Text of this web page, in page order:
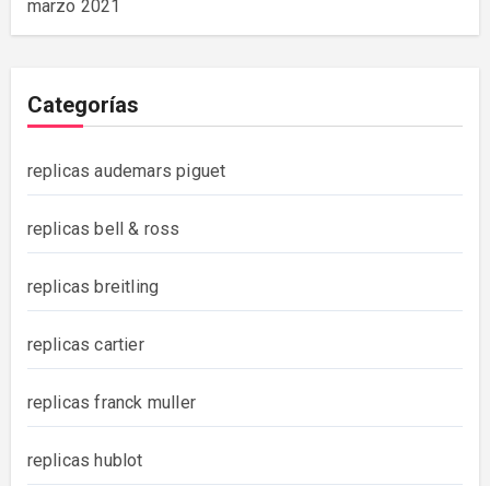
marzo 2021
Categorías
replicas audemars piguet
replicas bell & ross
replicas breitling
replicas cartier
replicas franck muller
replicas hublot